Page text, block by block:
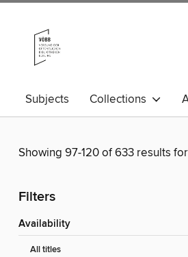
Subjects Collections
Showing 97-120 of 633 results for
Filters
Availability
All titles